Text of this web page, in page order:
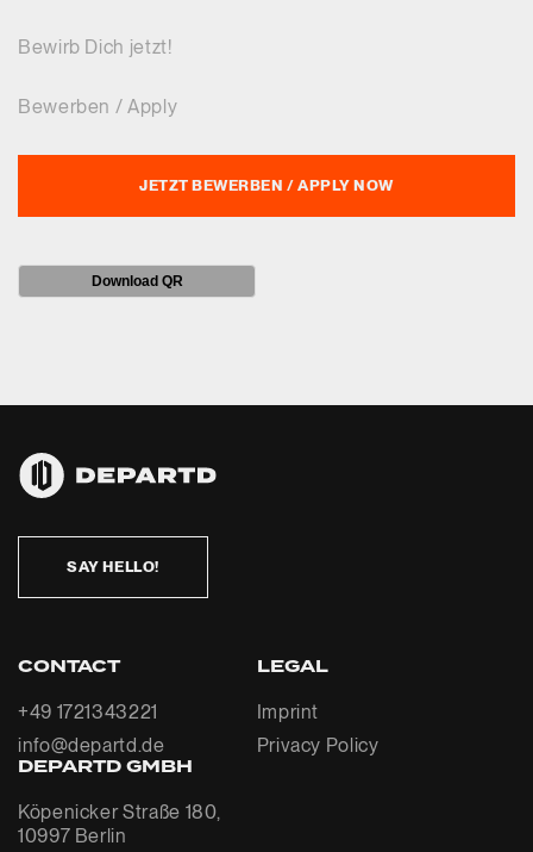
Bewirb Dich jetzt!
Bewerben / Apply
JETZT BEWERBEN / APPLY NOW
Download QR
SAY HELLO!
LEGAL
Imprint
Privacy Policy
CONTACT
+49 1721343221
info@departd.de
DEPARTD GMBH
Köpenicker Straße 180,
10997 Berlin